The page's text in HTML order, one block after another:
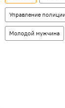
Управление
Молодой мужчина